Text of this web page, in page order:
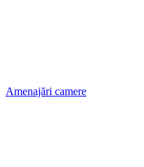
Amenajări camere